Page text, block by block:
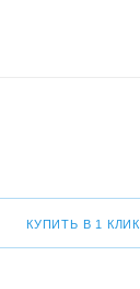
КУПИТЬ В 1 КЛИК